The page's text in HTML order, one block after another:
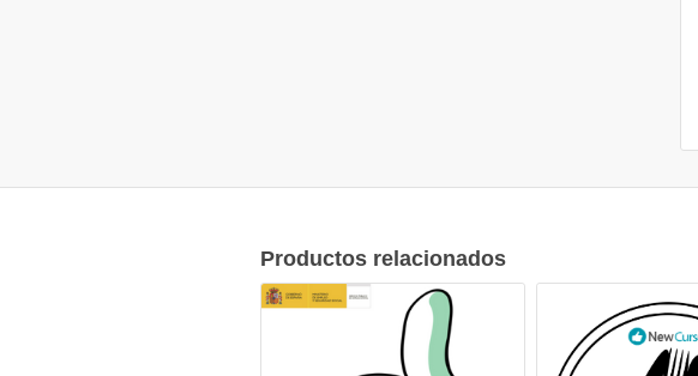
Productos relacionados